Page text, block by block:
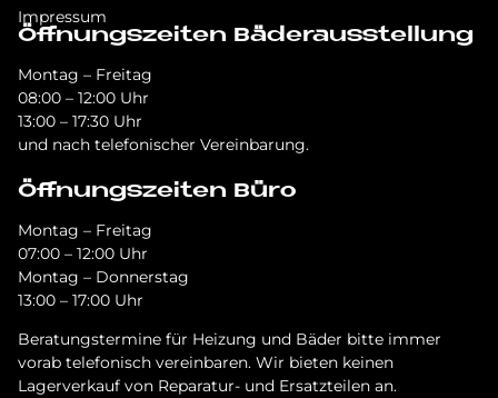
Impressum
Öffnungszeiten Bäderausstellung
Montag – Freitag
08:00 – 12:00 Uhr
13:00 – 17:30 Uhr
und nach telefonischer Vereinbarung.
Öffnungszeiten Büro
Montag – Freitag
07:00 – 12:00 Uhr
Montag – Donnerstag
13:00 – 17:00 Uhr
Beratungstermine für Heizung und Bäder bitte immer
vorab telefonisch vereinbaren. Wir bieten keinen
Lagerverkauf von Reparatur- und Ersatzteilen an.